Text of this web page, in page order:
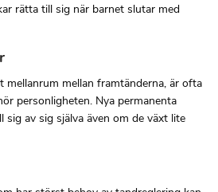
rätta till sig när barnet slutar med
mellan framtänderna, är ofta
personligheten. Nya permanenta
av sig själva även om de växt lite